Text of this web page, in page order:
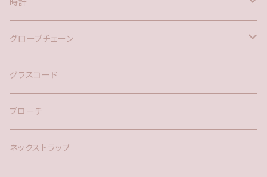
時計
バックチャーム
ネックレス
グローブチェーン
バックチャーム
グラスコード
ブローチ
ネックストラップ